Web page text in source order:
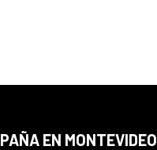
EN MONTEVIDEO